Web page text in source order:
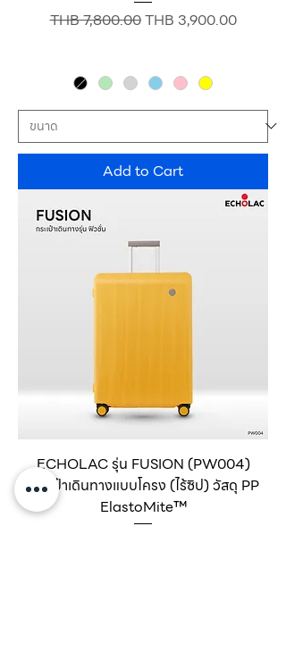
Regular Price
THB 7,800.00Sale Price
THB 3,900.00
Add to Cart
ECHOLAC รุ่น FUSION (PW004)
กระเป๋าเดินทางแบบโครง (ไร้ซิป) วัสดุ PP
ElastoMite™